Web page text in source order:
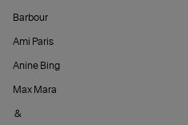
Barbour
Ami Paris
Anine Bing
Max Mara
&